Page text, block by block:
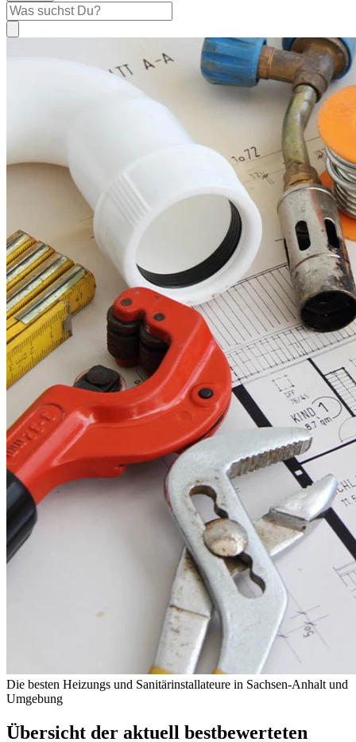
Die besten Heizungs und Sanitärinstallateure in Sachsen-Anhalt und
Umgebung
Übersicht der aktuell bestbewerteten